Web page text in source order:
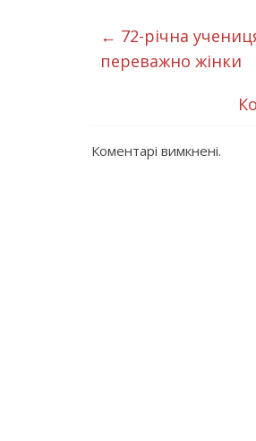
← 72-річна
переважно жінки
Коментарі вимкнені.